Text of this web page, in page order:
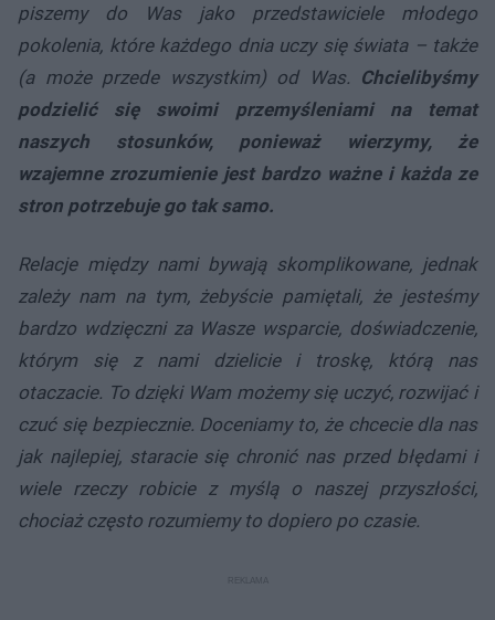
piszemy do Was jako przedstawiciele młodego
pokolenia, które każdego dnia uczy się świata – także
(a może przede wszystkim) od Was. Chcielibyśmy
podzielić się swoimi przemyśleniami na temat
naszych stosunków, ponieważ wierzymy, że
wzajemne zrozumienie jest bardzo ważne i każda ze
stron potrzebuje go tak samo.
Relacje między nami bywają skomplikowane, jednak
zależy nam na tym, żebyście pamiętali, że jesteśmy
bardzo wdzięczni za Wasze wsparcie, doświadczenie,
którym się z nami dzielicie i troskę, którą nas
otaczacie. To dzięki Wam możemy się uczyć, rozwijać i
czuć się bezpiecznie. Doceniamy to, że chcecie dla nas
jak najlepiej, staracie się chronić nas przed błędami i
wiele rzeczy robicie z myślą o naszej przyszłości,
chociaż często rozumiemy to dopiero po czasie.